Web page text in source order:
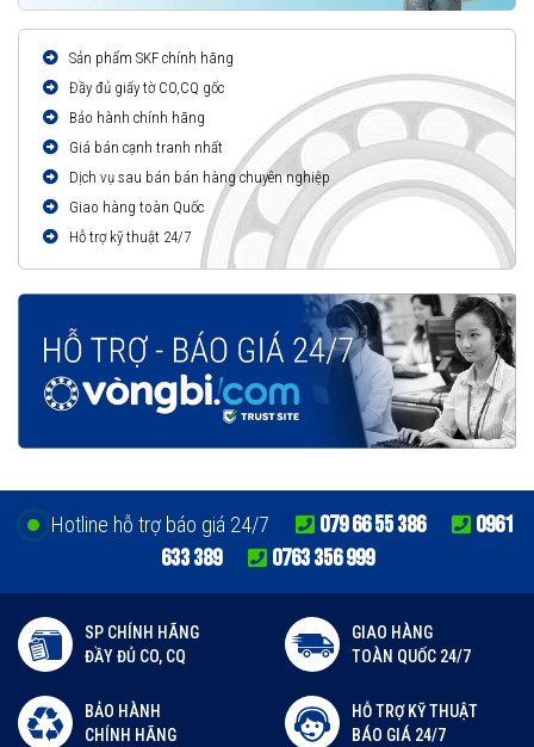
Sản phẩm SKF chính hãng
Đầy đủ giấy tờ CO,CQ gốc
Bảo hành chính hãng
Giá bán cạnh tranh nhất
Dịch vụ sau bán bán hàng chuyên nghiệp
Giao hàng toàn Quốc
Hỗ trợ kỹ thuật 24/7
Hotline hỗ trợ báo giá 24/7 079 66 55 386
0961
633 389
0763 356 999
SP CHÍNH HÃNG
ĐẦY ĐỦ CO, CQ
GIAO HÀNG
TOÀN QUỐC 24/7
BẢO HÀNH
CHÍNH HÃNG
HỖ TRỢ KỸ THUẬT
BÁO GIÁ 24/7